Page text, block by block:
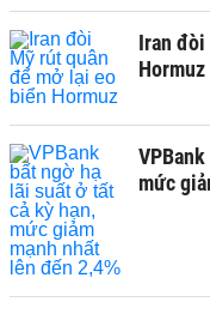
Iran đòi
Hormuz
mức